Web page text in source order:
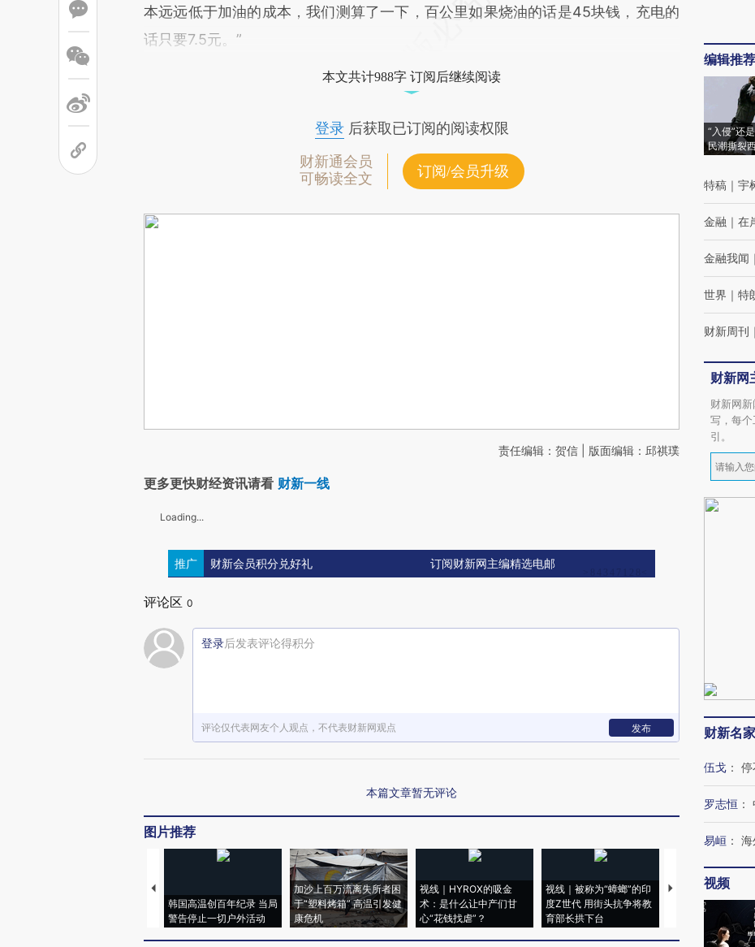
本远远低于加油的成本，我们测算了一下，百公里如果烧油的话是45块钱，充电的
话只要7.5元。”
本文共计988字 订阅后继续阅读
登录后获取已订阅的阅读权限
财新通会员
可畅读全文
订阅/会员升级
责任编辑：贺信 | 版面编辑：邱祺璞
更多更快财经资讯请看 财新一线
Loading...
推广 财新会员积分兑好礼 订阅财新网主编精选电邮
评论区 0
登录后发表评论得积分
评论仅代表网友个人观点，不代表财新网观点 发布
本篇文章暂无评论
图片推荐
韩国高温创百年纪录 当局
警告停止一切户外活动
加沙上百万流离失所者困
于“塑料烤箱” 高温引发健
康危机
视线｜HYROX的吸金
术：是什么让中产们甘
心“花钱找虐”？
视线｜被称为“蟑螂”的印
度Z世代 用街头抗争将教
育部长拱下台
视线｜“入侵”还是“
机”？难民潮撕裂
编辑推荐
“入侵”还
民潮撕裂
特稿 ｜ 宇
金融 ｜ 在
金融我闻 ｜
世界 ｜ 特
财新周刊 ｜
财新网
财新网
写，每
引。
财新名家
伍戈 ： 停
罗志恒 ：
易峘 ： 海
视频